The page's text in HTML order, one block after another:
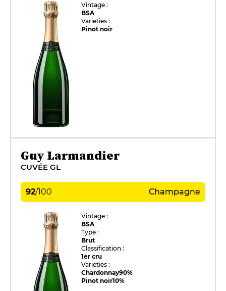
Vintage :
BSA
Varieties :
Pinot noir
Guy Larmandier
CUVÉE GL
92/100 Champagne
Vintage :
BSA
Type :
Brut
Classification :
1er cru
Varieties :
Chardonnay90%
Pinot noir10%